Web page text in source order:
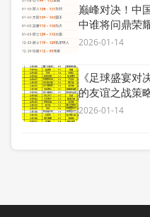
巅峰对决！中
中谁将问鼎荣
2026-01-14
《足球盛宴对
的友谊之战策
2026-01-14